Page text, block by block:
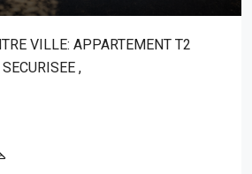
VILLE: APPARTEMENT T2
,